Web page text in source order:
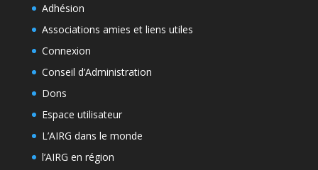
Adhésion
Associations amies et liens utiles
Connexion
Conseil d’Administration
Dons
Espace utilisateur
L’AIRG dans le monde
l’AIRG en région